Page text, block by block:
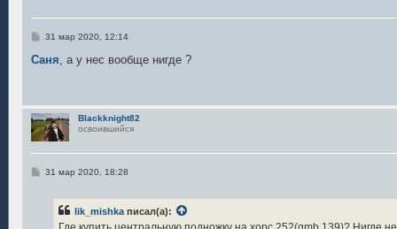
С
о
и
е
31 мар 2020, 12:14
Саня, а у нес вообще нигде ?
Blackknight82
освоившийся
С31 мар 2020, 18:28
lik_mishkaписал(а):